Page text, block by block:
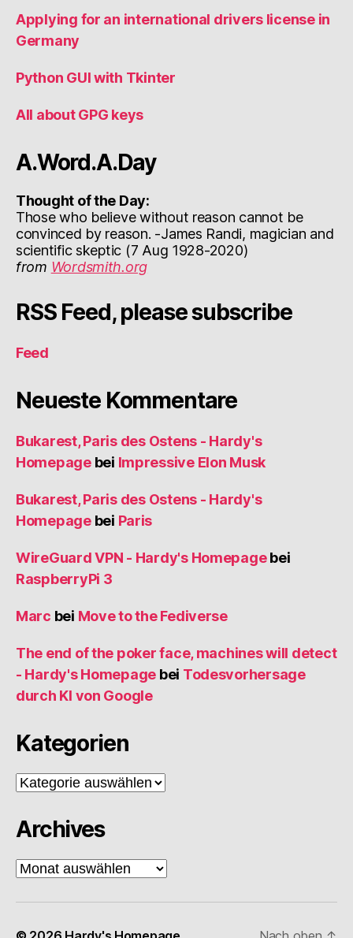
Applying for an international drivers license in
Germany
Python GUI with Tkinter
All about GPG keys
A.Word.A.Day
Thought of the Day:
Those who believe without reason cannot be
convinced by reason. -James Randi, magician and
scientific skeptic (7 Aug 1928-2020)
from Wordsmith.org
RSS Feed, please subscribe
Feed
Neueste Kommentare
Bukarest, Paris des Ostens - Hardy's
Homepagebei Impressive Elon Musk
Bukarest, Paris des Ostens - Hardy's
Homepagebei Paris
WireGuard VPN - Hardy's Homepagebei
RaspberryPi 3
Marc bei Move to the Fediverse
The end of the poker face, machines will detect
- Hardy's Homepage bei Todesvorhersage
durch KI von Google
Kategorien
Kategorien
Archives
Archives